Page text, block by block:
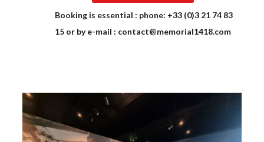
Booking is essential : phone: +33 (0)3 21 74 83
15 or by e-mail : contact@memorial1418.com